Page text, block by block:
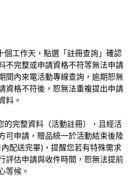
個工作天，點選「註冊查詢」確認
不完整或申請資格不符等無法申請
間內來電活動專線查詢，逾期恕無
資格不符後，恕無法重複提出申請
料。
的完整資料（活動註冊），且經活
可申請，贈品統一於活動結束後陸
配送完畢)，提醒您若有特殊需求
評估申請與收件時間，恕無法提前
等候。